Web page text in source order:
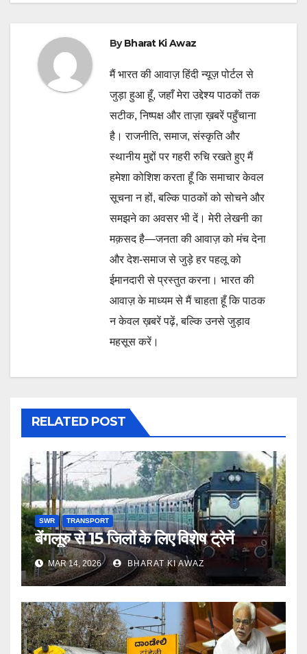
ByBharat Ki Awaz
मैं भारत की आवाज़ हिंदी न्यूज़ पोर्टल से
जुड़ा हुआ हूँ, जहाँ मेरा उद्देश्य पाठकों तक
सटीक, निष्पक्ष और ताज़ा ख़बरें पहुँचाना
है। राजनीति, समाज, संस्कृति और
स्थानीय मुद्दों पर गहरी रुचि रखते हुए मैं
हमेशा कोशिश करता हूँ कि समाचार केवल
सूचना न हों, बल्कि पाठकों को सोचने और
समझने का अवसर भी दें। मेरी लेखनी का
मक़सद है—जनता की आवाज़ को मंच देना
और देश-समाज से जुड़े हर पहलू को
ईमानदारी से प्रस्तुत करना। भारत की
आवाज़ के माध्यम से मैं चाहता हूँ कि पाठक
न केवल ख़बरें पढ़ें, बल्कि उनसे जुड़ाव
महसूस करें।
RELATED POST
SWR TRANSPORT
बेंगलूरु से 15 जिलों के लिए विशेष ट्रेनें
MAR 14, 2026 BHARAT KI AWAZ